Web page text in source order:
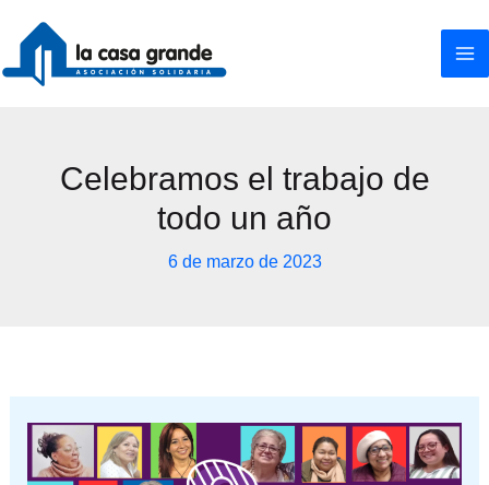
contenido
Celebramos el trabajo de
todo un año
6 de marzo de 2023